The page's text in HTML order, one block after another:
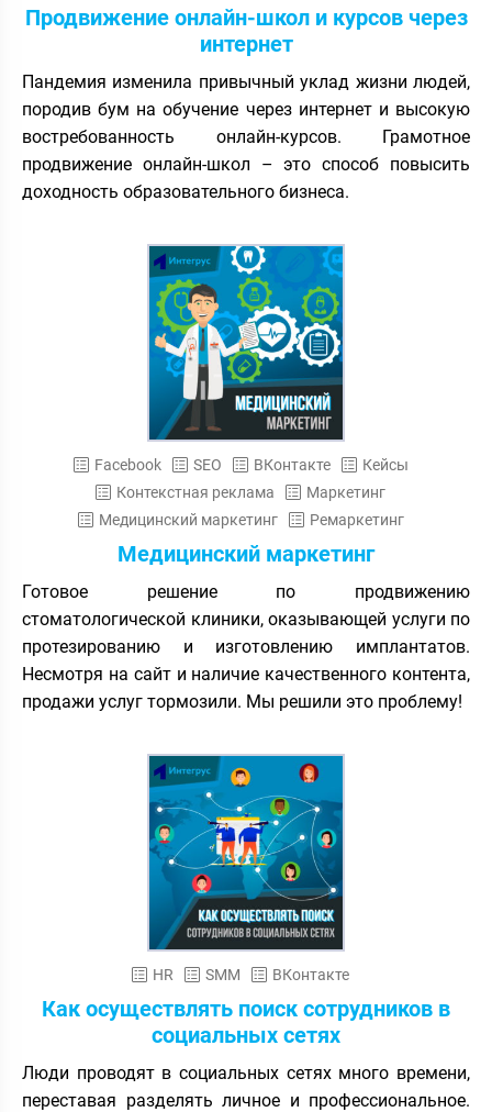
Продвижение онлайн-школ и курсов через
интернет
Пандемия изменила привычный уклад жизни людей,
породив бум на обучение через интернет и высокую
востребованность онлайн-курсов. Грамотное
продвижение онлайн-школ – это способ повысить
доходность образовательного бизнеса.
Facebook SEO ВКонтакте
Кейсы
Контекстная реклама
Маркетинг
Медицинский маркетинг
Ремаркетинг
Медицинский маркетинг
Готовое решение по продвижению
стоматологической клиники, оказывающей услуги по
протезированию и изготовлению имплантатов.
Несмотря на сайт и наличие качественного контента,
продажи услуг тормозили. Мы решили это проблему!
HR SMM ВКонтакте
Как осуществлять поиск сотрудников в
социальных сетях
Люди проводят в социальных сетях много времени,
переставая разделять личное и профессиональное.